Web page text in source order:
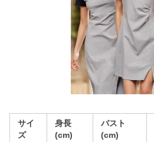
サイ
ズ
身長
(cm)
バスト
(cm)